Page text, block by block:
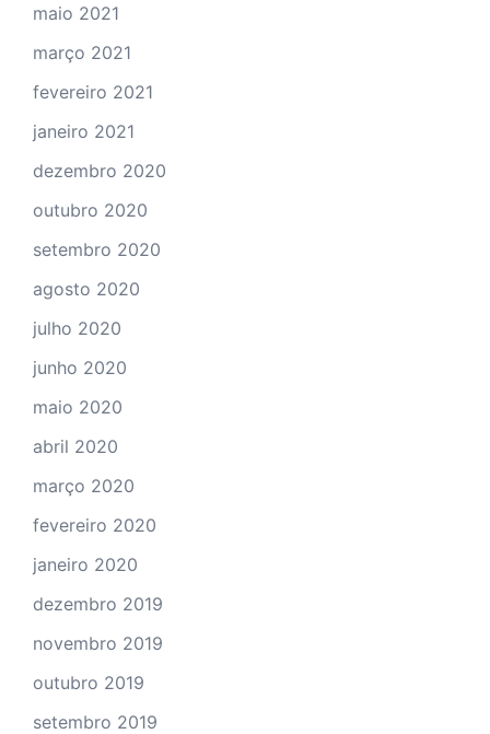
maio 2021
março 2021
fevereiro 2021
janeiro 2021
dezembro 2020
outubro 2020
setembro 2020
agosto 2020
julho 2020
junho 2020
maio 2020
abril 2020
março 2020
fevereiro 2020
janeiro 2020
dezembro 2019
novembro 2019
outubro 2019
setembro 2019